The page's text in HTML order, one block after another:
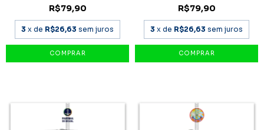
R$79,90
3 x de R$26,63 sem juros
R$79,90
3 x de R$26,63 sem juros